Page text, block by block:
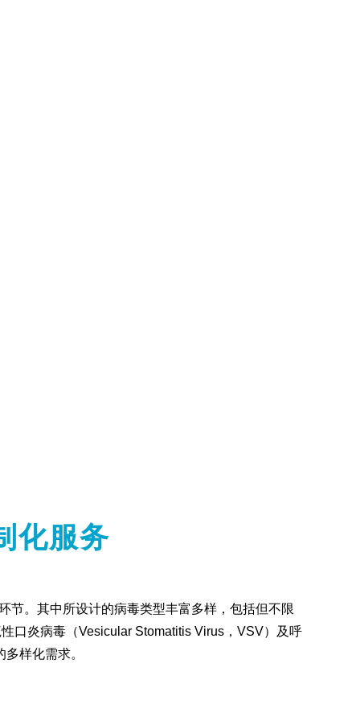
化服务
节。其中所设计的病毒类型丰富多样，包括但不限
口炎病毒（Vesicular Stomatitis Virus，VSV）及呼
样化需求。